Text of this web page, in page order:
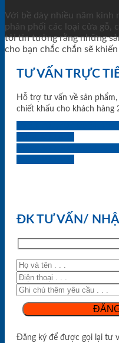
Với bề dày nhiều năm kinh
phân phối các loại cửa gỗ,
tôi tin tưởng rằng những
cho bạn chắc chắn sẽ
TƯ VẤN TRỰC
Hỗ trợ tư vấn về sản
chiết khấu cho khách hàng
ĐK TƯ VẤN/
Đăng ký để được gọi lại tư